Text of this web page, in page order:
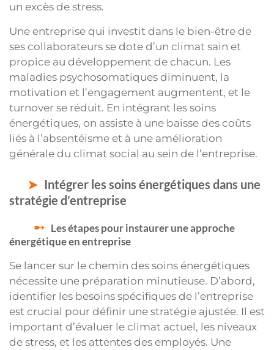
un excès de stress.
Une entreprise qui investit dans le bien-être de
ses collaborateurs se dote d’un climat sain et
propice au développement de chacun. Les
maladies psychosomatiques diminuent, la
motivation et l’engagement augmentent, et le
turnover se réduit. En intégrant les soins
énergétiques, on assiste à une baisse des coûts
liés à l’absentéisme et à une amélioration
générale du climat social au sein de l’entreprise.
Intégrer les soins énergétiques dans une
stratégie d’entreprise
Les étapes pour instaurer une approche
énergétique en entreprise
Se lancer sur le chemin des soins énergétiques
nécessite une préparation minutieuse. D’abord,
identifier les besoins spécifiques de l’entreprise
est crucial pour définir une stratégie ajustée. Il est
important d’évaluer le climat actuel, les niveaux
de stress, et les attentes des employés. Une